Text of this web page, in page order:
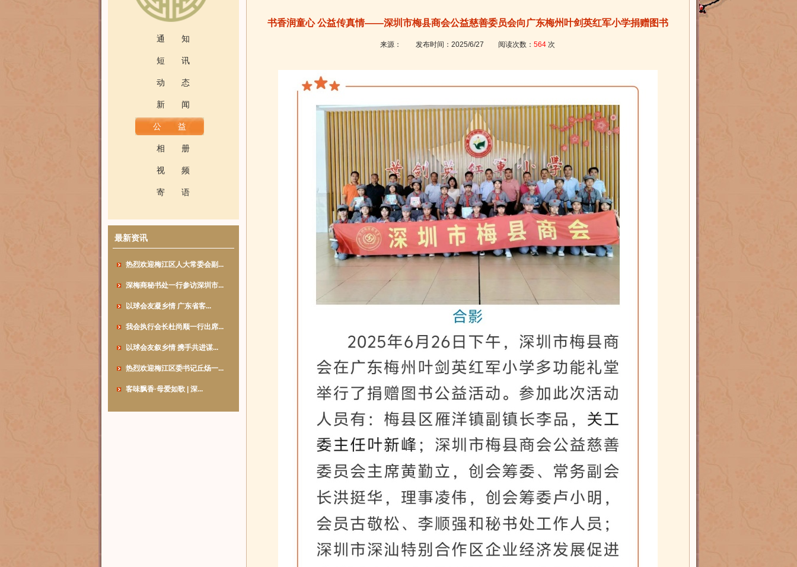
通 知
短 讯
动 态
新 闻
公 益
相 册
视 频
寄 语
最新资讯
热烈欢迎梅江区人大常委会副...
深梅商秘书处一行参访深圳市...
以球会友凝乡情 广东省客...
我会执行会长杜尚顺一行出席...
以球会友叙乡情 携手共进谋...
热烈欢迎梅江区委书记丘炀一...
客味飘香·母爱如歌 | 深...
书香润童心 公益传真情——深圳市梅县商会公益慈善委员会向广东梅州叶剑英红军小学捐赠图书
来源： 发布时间： 2025/6/27 阅读次数： 564 次